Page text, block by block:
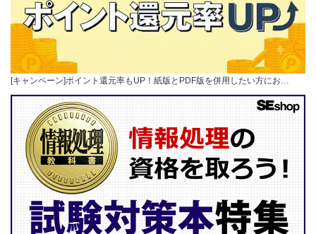
[キャンペーン]ポイント還元率もUP！紙版とPDF版を併用したい方にお…